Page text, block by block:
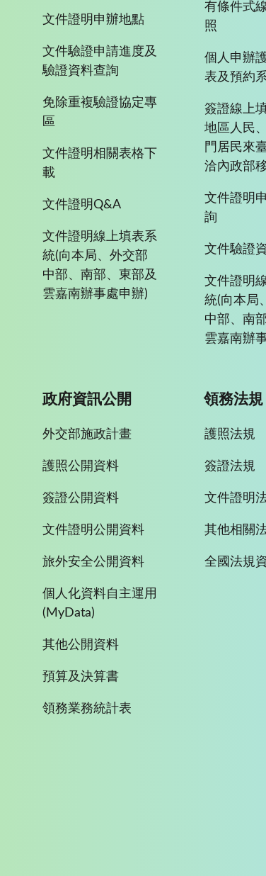
文件證明申辦地點
文件驗證申請進度及
驗證資料查詢
免除重複驗證協定專
區
文件證明相關表格下
載
文件證明Q&A
文件證明線上填表系
統(向本局、外交部
中部、南部、東部及
雲嘉南辦事處申辦)
有條件式
照
個人申辦
表及預約
簽證線上
地區人民
門居民來
洽內政部
文件證明
詢
文件驗證
文件證明
統(向本局
中部、南
雲嘉南辦
政府資訊公開
外交部施政計畫
護照公開資料
簽證公開資料
文件證明公開資料
旅外安全公開資料
個人化資料自主運用
(MyData)
其他公開資料
預算及決算書
領務業務統計表
領務法規
護照法規
簽證法規
文件證明
其他相關
全國法規